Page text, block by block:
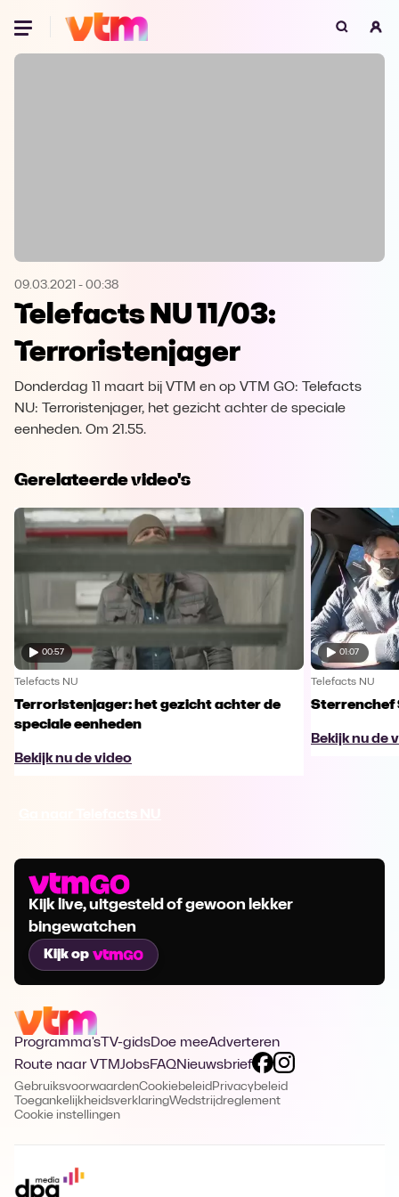
Oeps, browser niet ondersteund
Microsoft Edge Download
Opera
09.03.2021 - 00:38
Telefacts NU 11/03:
Terroristenjager
Donderdag 11 maart bij VTM en op VTM GO: Telefacts
NU: Terroristenjager, het gezicht achter de speciale
eenheden. Om 21.55.
Gerelateerde video's
00:57
Telefacts NU
Terroristenjager: het gezicht achter de
speciale eenheden
Bekijk nu de video
01:07
Telefacts NU
Sterrenchef
Bekijk nu de
Kijk live, uitgesteld of gewoon lekker
bingewatchen
Kijk op
Programma's TV-gidsDoe meeAdverteren
Route naar VTMJobsFAQNieuwsbrief
GebruiksvoorwaardenCookiebeleid Privacybeleid
ToegankelijkheidsverklaringWedstrijdreglement
Cookie instellingen